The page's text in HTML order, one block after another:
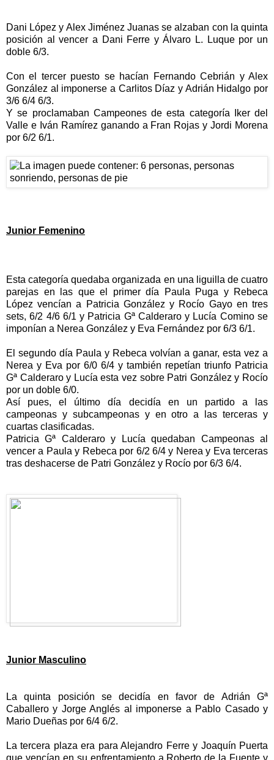
Dani López y Alex Jiménez Juanas se alzaban con la quinta
posición al vencer a Dani Ferre y Álvaro L. Luque por un
doble 6/3.
Con el tercer puesto se hacían Fernando Cebrián y Alex
González al imponerse a Carlitos Díaz y Adrián Hidalgo por
3/6 6/4 6/3.
Y se proclamaban Campeones de esta categoría Iker del
Valle e Iván Ramírez ganando a Fran Rojas y Jordi Morena
por 6/2 6/1.
Junior Femenino
Esta categoría quedaba organizada en una liguilla de cuatro
parejas en las que el primer día Paula Puga y Rebeca
López vencían a Patricia González y Rocío Gayo en tres
sets, 6/2 4/6 6/1 y Patricia Gª Calderaro y Lucía Comino se
imponían a Nerea González y Eva Fernández por 6/3 6/1.
El segundo día Paula y Rebeca volvían a ganar, esta vez a
Nerea y Eva por 6/0 6/4 y también repetían triunfo Patricia
Gª Calderaro y Lucía esta vez sobre Patri González y Rocío
por un doble 6/0.
Así pues, el último día decidía en un partido a las
campeonas y subcampeonas y en otro a las terceras y
cuartas clasificadas.
Patricia Gª Calderaro y Lucía quedaban Campeonas al
vencer a Paula y Rebeca por 6/2 6/4 y Nerea y Eva terceras
tras deshacerse de Patri González y Rocío por 6/3 6/4.
Junior Masculino
La quinta posición se decidía en favor de Adrián Gª
Caballero y Jorge Anglés al imponerse a Pablo Casado y
Mario Dueñas por 6/4 6/2.
La tercera plaza era para Alejandro Ferre y Joaquín Puerta